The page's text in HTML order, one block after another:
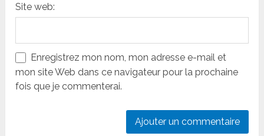
Site web:
Enregistrez mon nom, mon adresse e-mail et
mon site Web dans ce navigateur pour la prochaine
fois que je commenterai.